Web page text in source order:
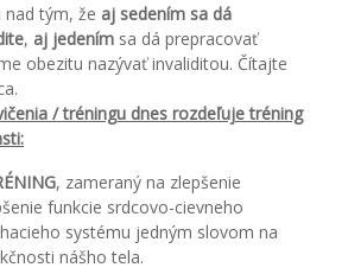
nad tým, že aj sedením sa dá
, aj jedením sa dá prepracovať
obezitu nazývať invaliditou. Čítajte
/ tréningu dnes rozdeľuje tréning
, zameraný na zlepšenie
funkcie srdcovo-cievneho
systému jedným slovom na
nášho tela.